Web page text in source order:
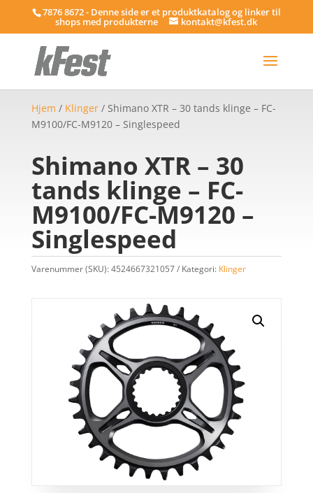
7876 8672 - Denne side er et produktkatalog og linker til
shops med produkterne kontakt@kfest.dk
Hjem / Klinger/ Shimano XTR – 30 tands klinge – FC-
M9100/FC-M9120 – Singlespeed
Shimano XTR – 30
tands klinge – FC-
M9100/FC-M9120 –
Singlespeed
Varenummer (SKU):4524667321057 Kategori: Klinger